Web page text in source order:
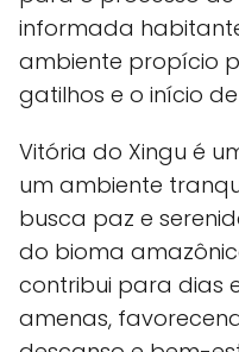
informada
ambiente propício
gatilhos e o início
Vitória do Xingu é
um ambiente
busca paz e
do bioma
contribui para dias
amenas,